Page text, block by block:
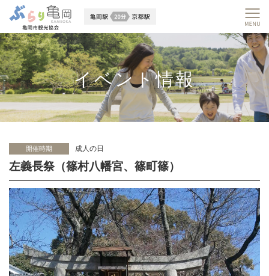
イベント情報
開催時期 成人の日
左義長祭（篠村八幡宮、篠町篠）